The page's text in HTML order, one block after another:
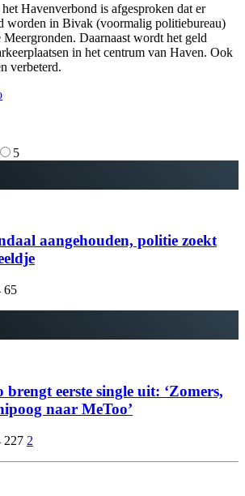
Havenverbond is afgesproken dat er
worden in Bivak (voormalig politiebureau)
Daarnaast wordt het geld
in het centrum van Haven. Ook
verbeterd.
5
aangehouden, politie zoekt
65
brengt eerste single uit: ‘Zomers,
naar MeToo’
227 2